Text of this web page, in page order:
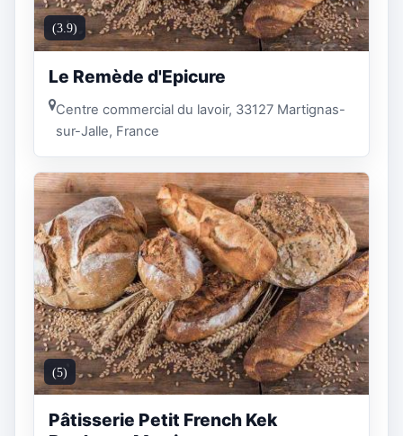
(3.9)
Le Remède d'Epicure
Centre commercial du lavoir, 33127 Martignas-
sur-Jalle, France
(5)
Pâtisserie Petit French Kek